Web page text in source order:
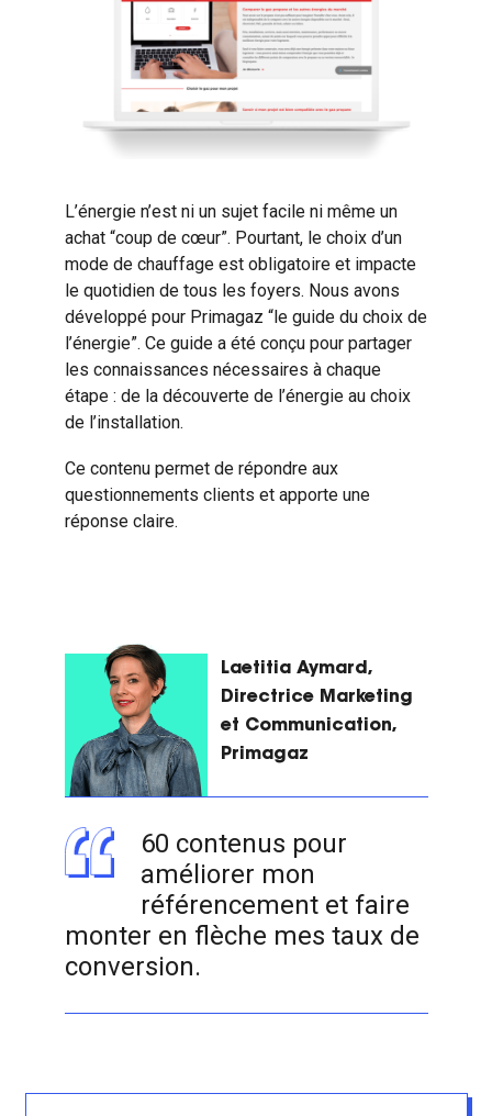
L’énergie n’est ni un sujet facile ni même un
achat “coup de cœur”. Pourtant, le choix d’un
mode de chauffage est obligatoire et impacte
le quotidien de tous les foyers. Nous avons
développé pour Primagaz “le guide du choix de
l’énergie”. Ce guide a été conçu pour partager
les connaissances nécessaires à chaque
étape : de la découverte de l’énergie au choix
de l’installation.
Ce contenu permet de répondre aux
questionnements clients et apporte une
réponse claire.
Laetitia Aymard,
Directrice Marketing
et Communication,
Primagaz
60 contenus pour
améliorer mon
référencement et faire
monter en flèche mes taux de
conversion.